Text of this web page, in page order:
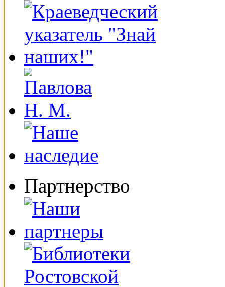
Партнерство